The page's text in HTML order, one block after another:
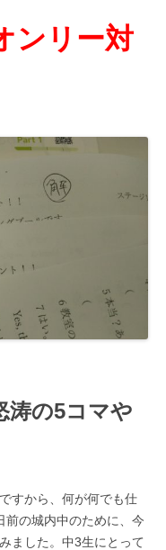
ンリー対
涛の5コマや
すから、何が何でも仕
前の城内中のために、今
ました。中3生にとって